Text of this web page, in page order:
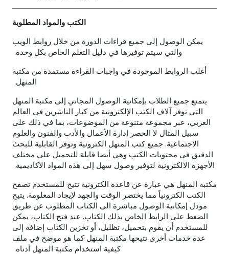
الكتب والمواد المطلوبة
يمكن الوصول إلى جميع قراءات الدورة من خلال روابط الويب
والتي سيتم توفيرها في دليل التعلم الخاص بكل وحدة.
أغلب الروابط الموجودة في واجبات القراءة مستمدة من مكتبة
المنهل.
يتمتع جميع الطلاب بإمكانية الوصول المجاني إلى مكتبة المنهل
التي توفر آلاف الكتب الإلكترونية من كبار الناشرين في العالم
العربي، عبر مجموعة متنوعة من الموضوعات، بما في ذلك على
سبيل المثال لا الحصر إدارة الأعمال والأدب والفنون والعلوم
الاجتماعية. جميع كتب المنهل الكترونية وتوفر القابلية للبحث
الدقيق في محتويات الكتب وهي أيضا قابلة للتحميل على مختلف
الأجهزة الالكترونية لتوفير وصول سهل إلى هذه المواد الأكاديمية.
مكتبة المنهل هي عبارة عن قاعدة الكترونية تتيح للمستخدم تصفح
الكتب الكترونياً مما يختصر الوقت والجهد لإيجاد المعلومة. يتيح
مودل إمكانية الوصول مباشرة الى الكتاب المطلوب عن طريق
الضغط على الرابط الخاص بذلك الكتاب. عند فتح الكتاب، يمكن
للمستخدم أن يقوم بتحميل، تظليل، أو تخزين الكتاب إضافة إلى
عدة خدمات أخرى تتيحها مكتبة المنهل كما هو موضح في ملف
كيفية استخدام مكتبة المنهل أدناه.